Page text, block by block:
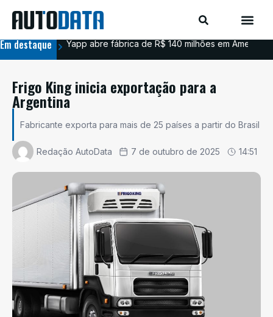
Em destaque Yapp abre fábrica de R$ 140 milhões em
Frigo King inicia exportação para a
Argentina
Fabricante exporta para mais de 25 países a partir do Brasil
Redação AutoData 7 de outubro de 2025 14:51